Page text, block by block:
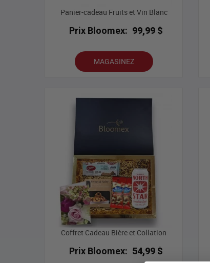
Panier-cadeau Fruits et Vin Blanc
Prix Bloomex: 99,99 $
MAGASINEZ
Coffret Cadeau Bière et Collation
Prix Bloomex: 54,99 $